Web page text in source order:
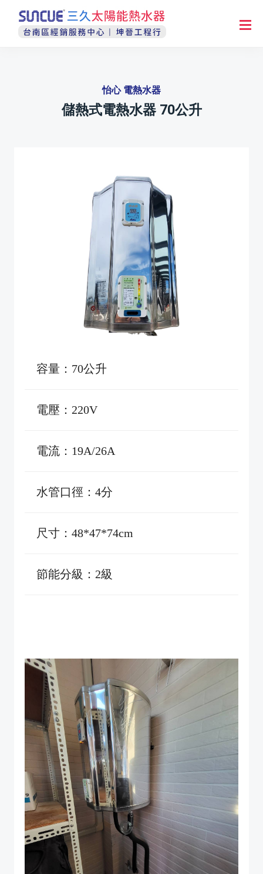
怡心 電熱水器
儲熱式電熱水器 70公升
容量：70公升
電壓：220V
電流：19A/26A
水管口徑：4分
尺寸：48*47*74cm
節能分級：2級